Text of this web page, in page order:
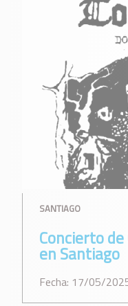
SANTIAGO
Concierto
en Santiago
Fecha: 17/05/